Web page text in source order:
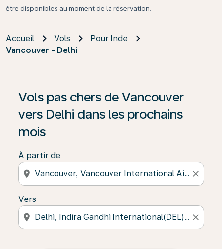
être disponibles au moment de la réservation.
Accueil Vols
Pour Inde
Vancouver - Delhi
Vols pas chers de Vancouver
vers Delhi dans les prochains
mois
À partir de
location_on close
Vers
location_on close